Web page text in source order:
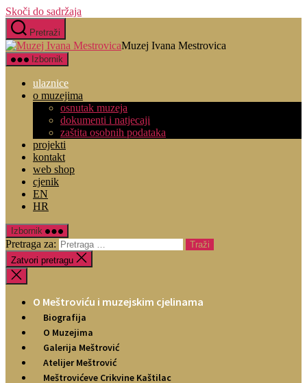
Skoči do sadržaja
Pretraži
Muzej Ivana Mestrovica
Izbornik
ulaznice
o muzejima
osnutak muzeja
dokumenti i natjecaji
zaštita osobnih podataka
projekti
kontakt
web shop
cjenik
EN
HR
Izbornik
Pretraga za:
Zatvori pretragu
O Meštroviću i muzejskim cjelinama
Biografija
O Muzejima
Galerija Meštrović
Atelijer Meštrović
Meštrovićeve Crikvine Kaštilac